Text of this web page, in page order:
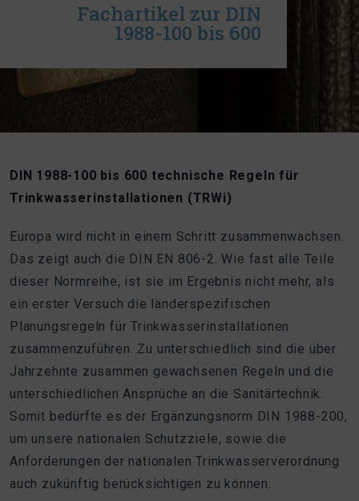
Fachartikel zur DIN
1988-100 bis 600
DIN 1988-100 bis 600 technische Regeln für
Trinkwasserinstallationen (TRWi)
Europa wird nicht in einem Schritt zusammenwachsen.
Das zeigt auch die DIN EN 806-2. Wie fast alle Teile
dieser Normreihe, ist sie im Ergebnis nicht mehr, als
ein erster Versuch die länderspezifischen
Planungsregeln für Trinkwasserinstallationen
zusammenzuführen. Zu unterschiedlich sind die über
Jahrzehnte zusammen gewachsenen Regeln und die
unterschiedlichen Ansprüche an die Sanitärtechnik.
Somit bedürfte es der Ergänzungsnorm DIN 1988-200,
um unsere nationalen Schutzziele, sowie die
Anforderungen der nationalen Trinkwasserverordnung
auch zukünftig berücksichtigen zu können.